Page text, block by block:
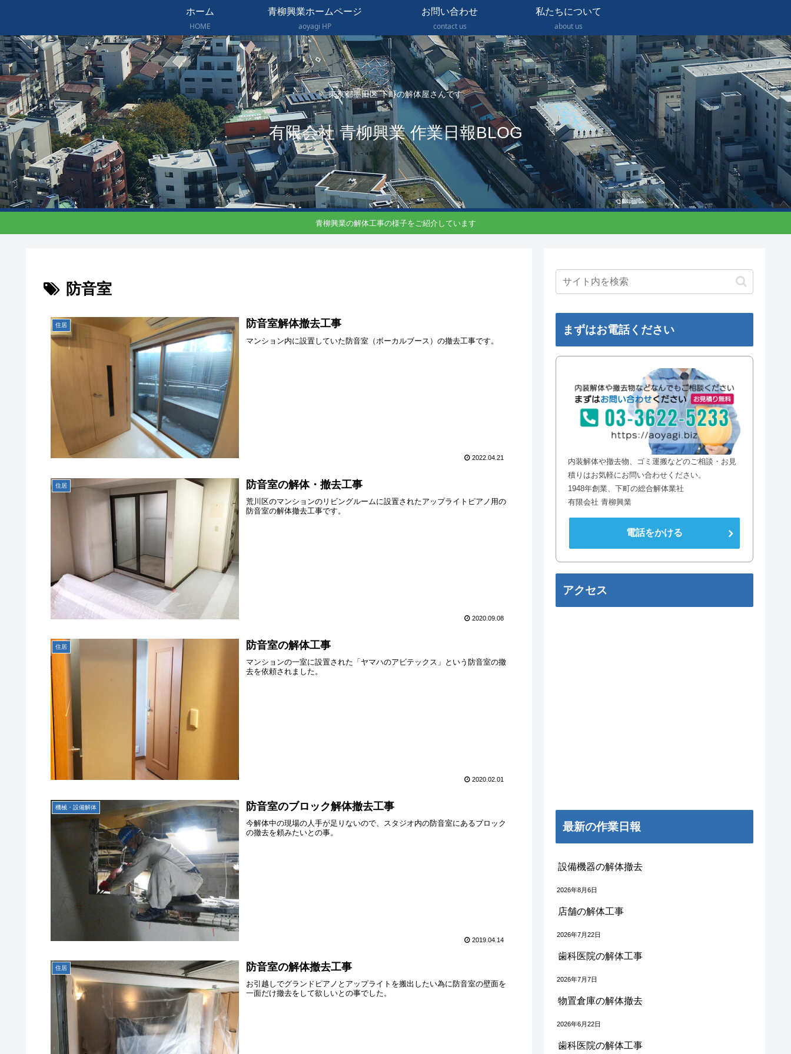
東京都墨田区 下町の解体屋さんです
有限会社 青柳興業 作業日報BLOG
ホーム
HOME
青柳興業ホームページ
aoyagi HP
お問い合わせ
contact us
私たちについて
about us
青柳興業の解体工事の様子をご紹介しています
防音室
住居 防音室解体撤去工事
マンション内に設置していた防音室（ボーカルブース）の撤去工事です。
2022.04.21
住居 防音室の解体・撤去工事
荒川区のマンションのリビングルームに設置されたアップライトピアノ用の
防音室の解体撤去工事です。
2020.09.08
住居 防音室の解体工事
マンションの一室に設置された「ヤマハのアビテックス」という防音室の撤
去を依頼されました。
2020.02.01
機械・設備解体 防音室のブロック解体撤去工事
今解体中の現場の人手が足りないので、スタジオ内の防音室にあるブロック
の撤去を頼みたいとの事。
2019.04.14
住居 防音室の解体撤去工事
お引越しでグランドピアノとアップライトを搬出したい為に防音室の壁面を
一面だけ撤去をして欲しいとの事でした。
まずはお電話ください
内装解体や撤去物、ゴミ運搬などのご相談・お見
積りはお気軽にお問い合わせください。
1948年創業、下町の総合解体業社
有限会社 青柳興業
電話をかける
アクセス
最新の作業日報
設備機器の解体撤去
2026年8月6日
店舗の解体工事
2026年7月22日
歯科医院の解体工事
2026年7月7日
物置倉庫の解体撤去
2026年6月22日
歯科医院の解体工事